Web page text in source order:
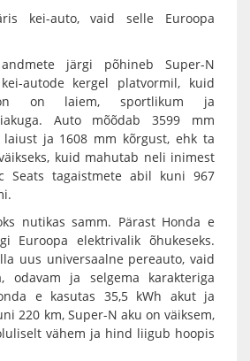
kei-auto, vaid selle Euroopa
järgi põhineb Super-N
autode kergel platvormil, kuid
on laiem, sportlikum ja
Auto mõõdab 3599 mm
laiust ja 1608 mm kõrgust, ehk ta
kuid mahutab neli inimest
Seats tagaistmete abil kuni 967
nutikas samm. Pärast Honda e
Euroopa elektrivalik õhukeseks.
uus universaalne pereauto, vaid
odavam ja selgema karakteriga
e kasutas 35,5 kWh akut ja
220 km, Super-N aku on väiksem,
vähem ja hind liigub hoopis